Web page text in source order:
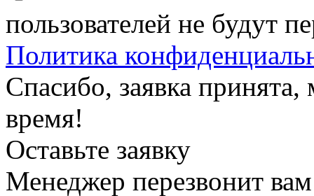
пользователей не будут
Политика
Спасибо, заявка
время!
Оставьте заявку
Менеджер перезвонит